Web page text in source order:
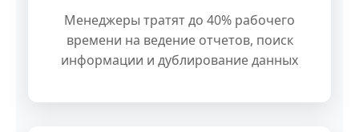
Менеджеры тратят до 40% рабочего
времени на ведение отчетов, поиск
информации и дублирование данных